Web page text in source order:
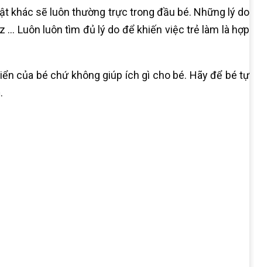
khác sẽ luôn thường trực trong đầu bé. Những lý do
… Luôn luôn tìm đủ lý do để khiến việc trẻ làm là hợp
của bé chứ không giúp ích gì cho bé. Hãy để bé tự